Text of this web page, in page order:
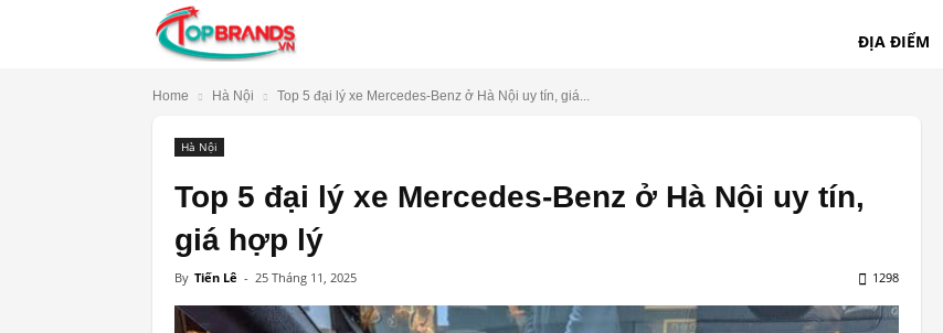
ĐỊA ĐIỂM
Home Hà Nội Top 5 đại lý xe Mercedes-Benz ở Hà Nội uy tín, giá...
Hà Nội
Top 5 đại lý xe Mercedes-Benz ở Hà Nội uy tín,
giá hợp lý
By Tiến Lê - 25 Tháng 11, 2025 1298